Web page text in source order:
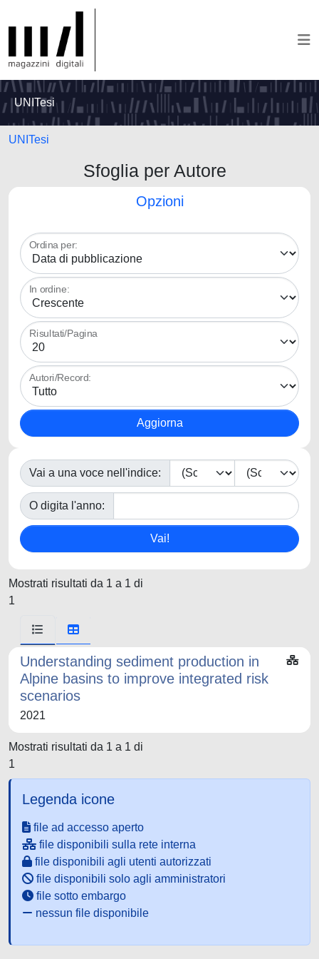
UNITesi
UNITesi
Sfoglia per Autore
Opzioni
Ordina per:
In ordine:
Risultati/Pagina
Autori/Record:
Vai a una voce nell'indice:
O digita l'anno:
Mostrati risultati da 1 a 1 di
1
Understanding sediment production in
Alpine basins to improve integrated risk
scenarios
2021
Mostrati risultati da 1 a 1 di
1
Legenda icone
file ad accesso aperto
file disponibili sulla rete interna
file disponibili agli utenti autorizzati
file disponibili solo agli amministratori
file sotto embargo
nessun file disponibile